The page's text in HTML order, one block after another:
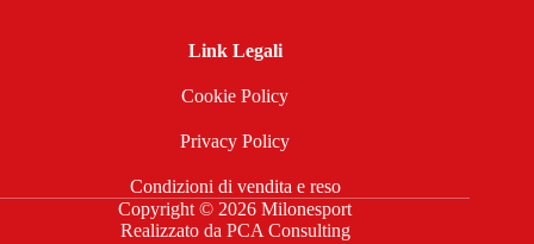
Link Legali
Cookie Policy
Privacy Policy
Condizioni di vendita e reso
Copyright © 2026 Milonesport
Realizzato da PCA Consulting